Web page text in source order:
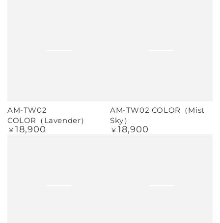
AM-TW02
COLOR（Lavender）
定
¥ 18,900
AM-TW02 COLOR（Mist
Sky）
定
¥ 18,900